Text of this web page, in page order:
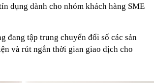
dụng dành cho nhóm khách hàng SME
đang tập trung chuyển đổi số các sản
và rút ngắn thời gian giao dịch cho